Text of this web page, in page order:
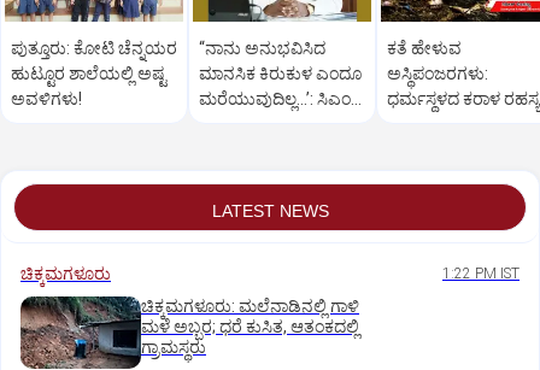
ಪುತ್ತೂರು: ಕೋಟಿ ಚೆನ್ನಯರ
ಹುಟ್ಟೂರ ಶಾಲೆಯಲ್ಲಿ ಅಷ್ಟ
ಅವಳಿಗಳು!
“ನಾನು ಅನುಭವಿಸಿದ
ಮಾನಸಿಕ ಕಿರುಕುಳ ಎಂದೂ
ಮರೆಯುವುದಿಲ್ಲ…’: ಸಿಎಂ
ಕತೆ ಹೇಳುವ
ಅಸ್ಥಿಪಂಜರಗಳು:
ಧರ್ಮಸ್ಥಳದ‌ ಕರಾಳ ರಹಸ್ಯ
LATEST NEWS
ಚಿಕ್ಕಮಗಳೂರು 1:22 PM IST
ಚಿಕ್ಕಮಗಳೂರು: ಮಲೆನಾಡಿನಲ್ಲಿ ಗಾಳಿ
ಮಳೆ ಅಬ್ಬರ; ಧರೆ ಕುಸಿತ, ಆತಂಕದಲ್ಲಿ
ಗ್ರಾಮಸ್ಥರು